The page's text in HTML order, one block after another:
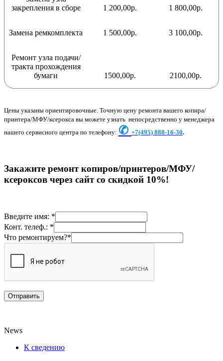
закрепления в сборе
1 200,00р. 1 800,00р.
Замена ремкомплекта 1 500,00р. 3 100,00р.
Ремонт узла подачи/
тракта прохождения
бумаги
1500,00р. 2100,00р.
Цены указаны ориентировочные. Точную цену ремонта вашего копира/
принтера/МФУ/ксерокса вы можете узнать непосредственно у менеджера
нашего сервисного центра по телефону: ✆ +7(495) 888-16-30.
Закажите ремонт копиров/принтеров/МФУ/
ксероксов через сайт со скидкой 10%!
Введите имя: *
Конт. телеф.: *
Что ремонтируем?*
News
К сведению